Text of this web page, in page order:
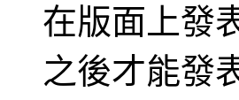
在版面上發
之後才能發